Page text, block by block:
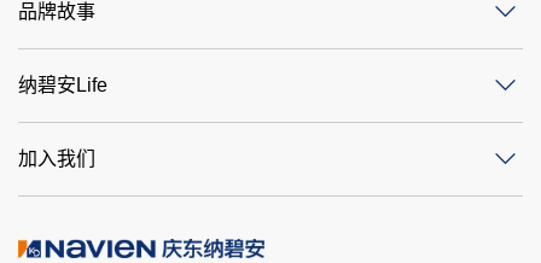
品牌故事
纳碧安Life
加入我们